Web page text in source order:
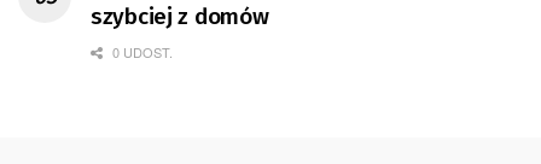
szybciej z domów
0 UDOST.